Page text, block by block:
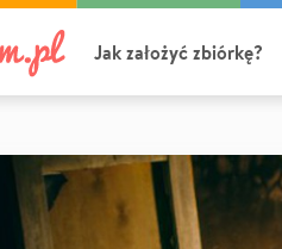
Jak założyć zbiórkę?